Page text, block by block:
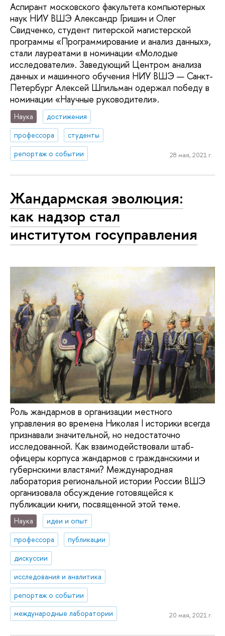
Аспирант московского факультета компьютерных
наук НИУ ВШЭ Александр Гришин и Олег
Свидченко, студент питерской магистерской
программы «Программирование и анализ данных»,
стали лауреатами в номинации «Молодые
исследователи». Заведующий Центром анализа
данных и машинного обучения НИУ ВШЭ — Санкт-
Петербург Алексей Шпильман одержал победу в
номинации «Научные руководители».
Наука
достижения
профессора
студенты
репортаж о событии
28 мая, 2021 г.
Жандармская эволюция:
как надзор стал
институтом госуправления
Роль жандармов в организации местного
управления во времена Николая I историки всегда
признавали значительной, но недостаточно
исследованной. Как взаимодействовали штаб-
офицеры корпуса жандармов с гражданскими и
губернскими властями? Международная
лаборатория региональной истории России ВШЭ
организовала обсуждение готовящейся к
публикации книги, посвященной этой теме.
Наука
идеи и опыт
профессора
публикации
дискуссии
исследования и аналитика
репортаж о событии
международные лаборатории
20 мая, 2021 г.